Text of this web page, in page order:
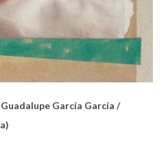
García García /